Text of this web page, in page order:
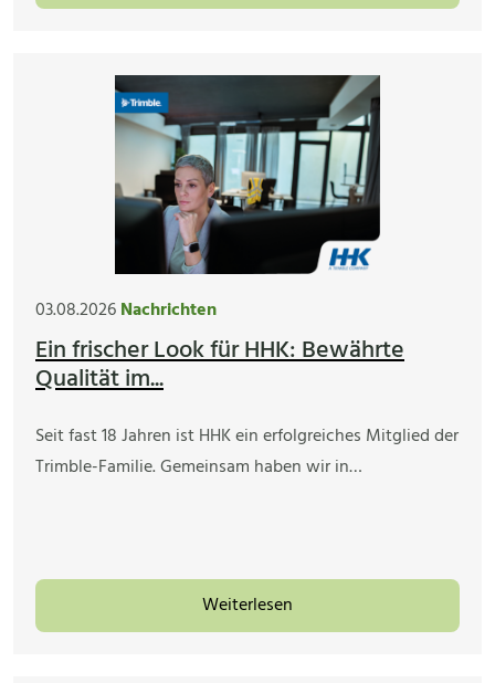
03.08.2026Nachrichten
Ein frischer Look für HHK: Bewährte
Qualität im...
Seit fast 18 Jahren ist HHK ein erfolgreiches Mitglied der
Trimble-Familie. Gemeinsam haben wir in…
Weiterlesen